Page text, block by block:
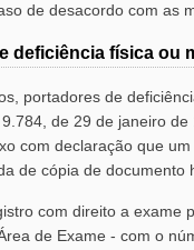
de desacordo com as
deficiência física ou
portadores de
de 29 de janeiro
com declaração que
de cópia de documento
com direito a
de Exame - com o